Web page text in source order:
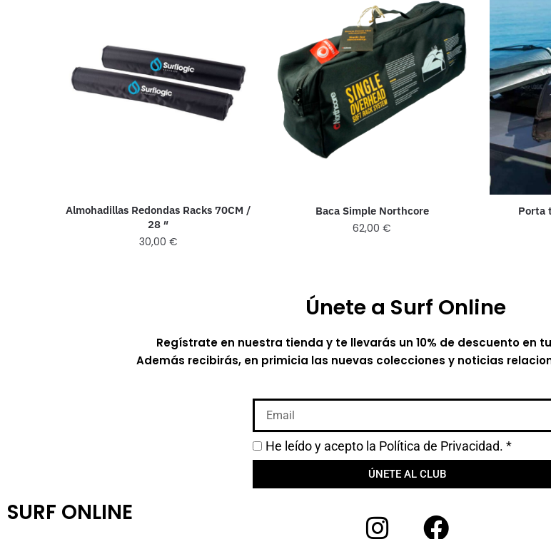
Almohadillas Redondas Racks 70CM /
28 ″
30,00 €
Baca Simple Northcore
62,00€
Porta
Únete a Surf Online
Regístrate en nuestra tienda y te llevarás un 10% de descuento en
Además recibirás, en primicia las nuevas colecciones y noticias
He leído y acepto la Política de Privacidad. *
ÚNETE AL CLUB
SURF ONLINE